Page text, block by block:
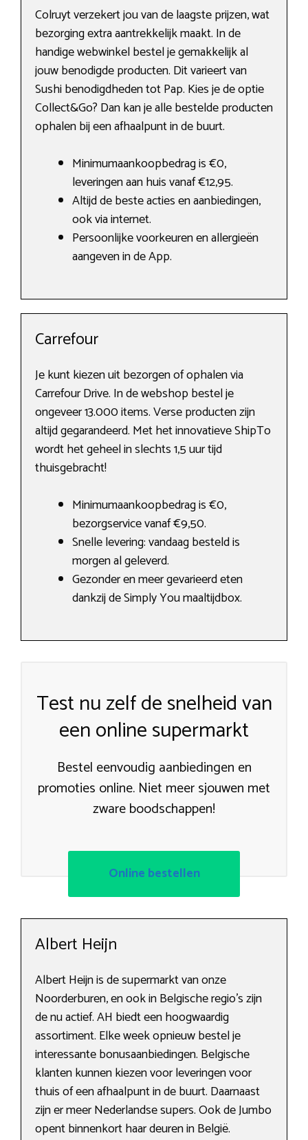
Colruyt verzekert jou van de laagste prijzen, wat
bezorging extra aantrekkelijk maakt. In de
handige webwinkel bestel je gemakkelijk al
jouw benodigde producten. Dit varieert van
Sushi benodigdheden tot Pap. Kies je de optie
Collect&Go? Dan kan je alle bestelde producten
ophalen bij een afhaalpunt in de buurt.
Minimumaankoopbedrag is €0,
leveringen aan huis vanaf €12,95.
Altijd de beste acties en aanbiedingen,
ook via internet.
Persoonlijke voorkeuren en allergieën
aangeven in de App.
Carrefour
Je kunt kiezen uit bezorgen of ophalen via
Carrefour Drive. In de webshop bestel je
ongeveer 13.000 items. Verse producten zijn
altijd gegarandeerd. Met het innovatieve ShipTo
wordt het geheel in slechts 1,5 uur tijd
thuisgebracht!
Minimumaankoopbedrag is €0,
bezorgservice vanaf €9,50.
Snelle levering: vandaag besteld is
morgen al geleverd.
Gezonder en meer gevarieerd eten
dankzij de Simply You maaltijdbox.
Test nu zelf de snelheid van
een online supermarkt
Bestel eenvoudig aanbiedingen en
promoties online. Niet meer sjouwen met
zware boodschappen!
Online bestellen
Albert Heijn
Albert Heijn is de supermarkt van onze
Noorderburen, en ook in Belgische regio’s zijn
de nu actief. AH biedt een hoogwaardig
assortiment. Elke week opnieuw bestel je
interessante bonusaanbiedingen. Belgische
klanten kunnen kiezen voor leveringen voor
thuis of een afhaalpunt in de buurt. Daarnaast
zijn er meer Nederlandse supers. Ook de Jumbo
opent binnenkort haar deuren in België.